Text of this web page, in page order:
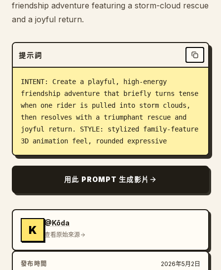
friendship adventure featuring a storm-cloud rescue
and a joyful return.
提示詞
INTENT: Create a playful, high-energy
friendship adventure that briefly turns tense
when one rider is pulled into storm clouds,
then resolves with a triumphant rescue and
joyful return. STYLE: stylized family-feature
3D animation feel, rounded expressive
用此 PROMPT 生成影片
K
@Kōda
查看原始來源
發布時間 2026年5月2日